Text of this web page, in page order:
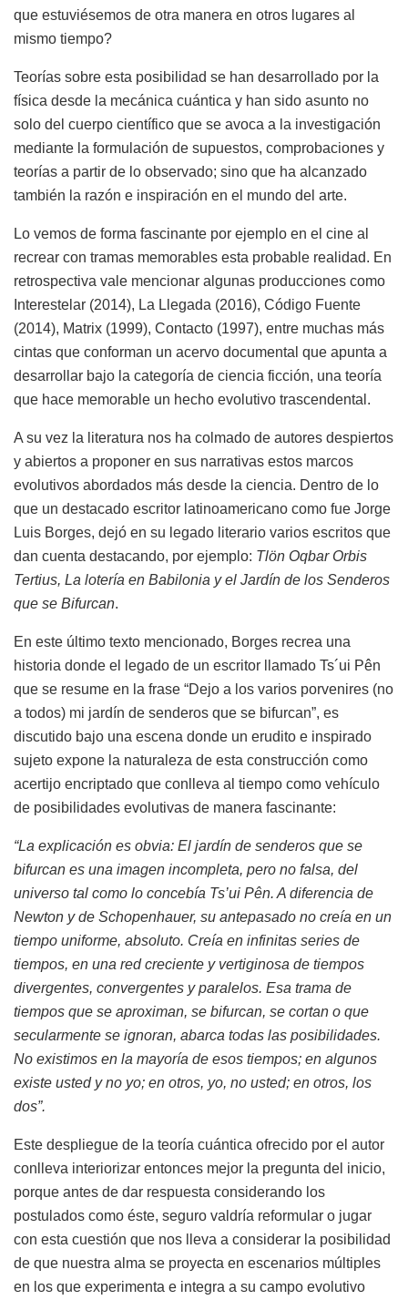
que estuviésemos de otra manera en otros lugares al
mismo tiempo?
Teorías sobre esta posibilidad se han desarrollado por la
física desde la mecánica cuántica y han sido asunto no
solo del cuerpo científico que se avoca a la investigación
mediante la formulación de supuestos, comprobaciones y
teorías a partir de lo observado; sino que ha alcanzado
también la razón e inspiración en el mundo del arte.
Lo vemos de forma fascinante por ejemplo en el cine al
recrear con tramas memorables esta probable realidad. En
retrospectiva vale mencionar algunas producciones como
Interestelar (2014), La Llegada (2016), Código Fuente
(2014), Matrix (1999), Contacto (1997), entre muchas más
cintas que conforman un acervo documental que apunta a
desarrollar bajo la categoría de ciencia ficción, una teoría
que hace memorable un hecho evolutivo trascendental.
A su vez la literatura nos ha colmado de autores despiertos
y abiertos a proponer en sus narrativas estos marcos
evolutivos abordados más desde la ciencia. Dentro de lo
que un destacado escritor latinoamericano como fue Jorge
Luis Borges, dejó en su legado literario varios escritos que
dan cuenta destacando, por ejemplo: Tlön Oqbar Orbis
Tertius, La lotería en Babilonia y el Jardín de los Senderos
que se Bifurcan.
En este último texto mencionado, Borges recrea una
historia donde el legado de un escritor llamado Ts´ui Pên
que se resume en la frase “Dejo a los varios porvenires (no
a todos) mi jardín de senderos que se bifurcan”, es
discutido bajo una escena donde un erudito e inspirado
sujeto expone la naturaleza de esta construcción como
acertijo encriptado que conlleva al tiempo como vehículo
de posibilidades evolutivas de manera fascinante:
“La explicación es obvia: El jardín de senderos que se
bifurcan es una imagen incompleta, pero no falsa, del
universo tal como lo concebía Ts’ui Pên. A diferencia de
Newton y de Schopenhauer, su antepasado no creía en un
tiempo uniforme, absoluto. Creía en infinitas series de
tiempos, en una red creciente y vertiginosa de tiempos
divergentes, convergentes y paralelos. Esa trama de
tiempos que se aproximan, se bifurcan, se cortan o que
secularmente se ignoran, abarca todas las posibilidades.
No existimos en la mayoría de esos tiempos; en algunos
existe usted y no yo; en otros, yo, no usted; en otros, los
dos”.
Este despliegue de la teoría cuántica ofrecido por el autor
conlleva interiorizar entonces mejor la pregunta del inicio,
porque antes de dar respuesta considerando los
postulados como éste, seguro valdría reformular o jugar
con esta cuestión que nos lleva a considerar la posibilidad
de que nuestra alma se proyecta en escenarios múltiples
en los que experimenta e integra a su campo evolutivo